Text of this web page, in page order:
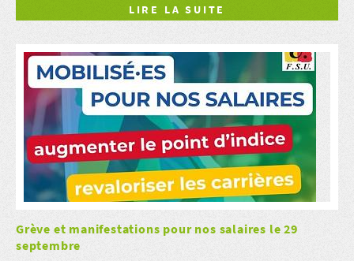
LIRE LA SUITE
Grève et manifestations pour nos salaires le 29
septembre